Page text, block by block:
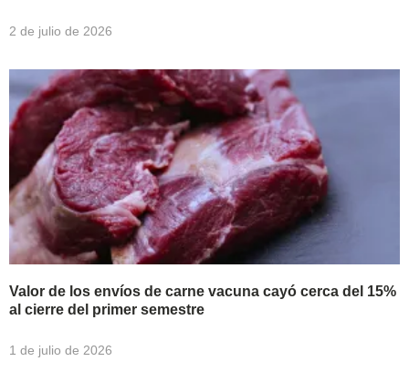
2 de julio de 2026
Valor de los envíos de carne vacuna cayó cerca del 15%
al cierre del primer semestre
1 de julio de 2026